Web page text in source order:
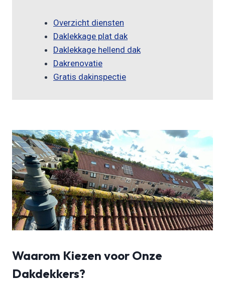
Overzicht diensten
Daklekkage plat dak
Daklekkage hellend dak
Dakrenovatie
Gratis dakinspectie
Waarom Kiezen voor Onze
Dakdekkers?